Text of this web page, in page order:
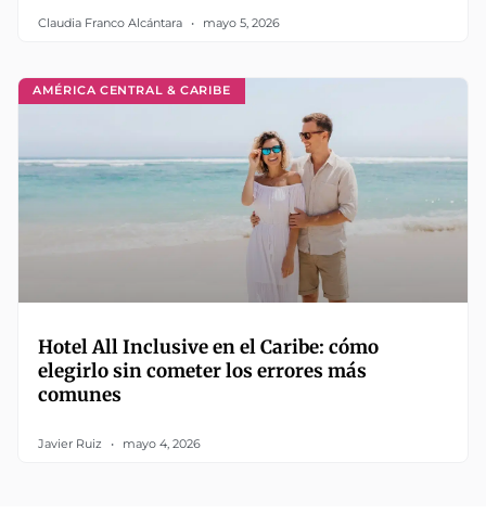
Claudia Franco Alcántara mayo 5, 2026
AMÉRICA CENTRAL & CARIBE
Hotel All Inclusive en el Caribe: cómo
elegirlo sin cometer los errores más
comunes
Javier Ruiz mayo 4, 2026